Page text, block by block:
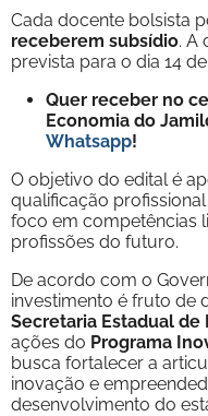
Cada docente bolsista
receberem subsídio. A
prevista para o dia 14
Quer receber no
Economia do
Whatsapp!
O objetivo do edital é
qualificação
foco em competências
profissões do futuro.
De acordo com o
investimento é fruto de
Secretaria Estadual de
ações do Programa
busca fortalecer a
inovação e
desenvolvimento do